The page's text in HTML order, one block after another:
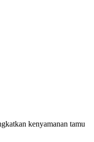
kenyamanan tamu